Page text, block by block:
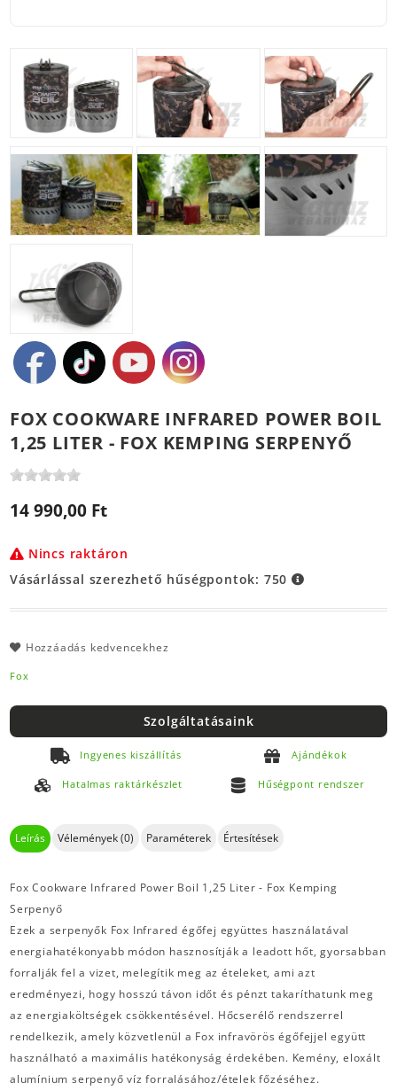
FOX COOKWARE INFRARED POWER BOIL
1,25 LITER - FOX KEMPING SERPENYŐ
14 990,00 Ft
Nincs raktáron
Vásárlással szerezhető hűségpontok: 750
Hozzáadás kedvencekhez
Fox
Szolgáltatásaink
Ingyenes kiszállítás Ajándékok
Hatalmas raktárkészlet Hűségpont rendszer
Leírás Vélemények (0) Paraméterek Értesítések
Fox Cookware Infrared Power Boil 1,25 Liter - Fox Kemping
Serpenyő
Ezek a serpenyők Fox Infrared égőfej együttes használatával
energiahatékonyabb módon hasznosítják a leadott hőt, gyorsabban
forralják fel a vizet, melegítik meg az ételeket, ami azt
eredményezi, hogy hosszú távon időt és pénzt takaríthatunk meg
az energiaköltségek csökkentésével. Hőcserélő rendszerrel
rendelkezik, amely közvetlenül a Fox infravörös égőfejjel együtt
használható a maximális hatékonyság érdekében. Kemény, eloxált
alumínium serpenyő víz forralásához/ételek főzéséhez.